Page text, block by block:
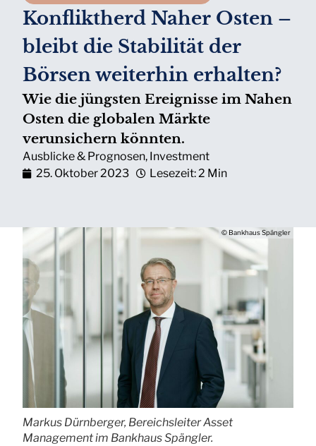
Konfliktherd Naher Osten –
bleibt die Stabilität der
Börsen weiterhin erhalten?
Wie die jüngsten Ereignisse im Nahen
Osten die globalen Märkte
verunsichern könnten.
Ausblicke & Prognosen, Investment
25. Oktober 2023
Lesezeit: 2 Min
© Bankhaus Spängler
Markus Dürnberger, Bereichsleiter Asset
Management im Bankhaus Spängler.